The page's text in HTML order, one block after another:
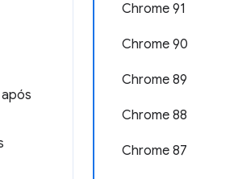
Chrome 91
Chrome 90
Chrome 89
Chrome 88
Chrome 87